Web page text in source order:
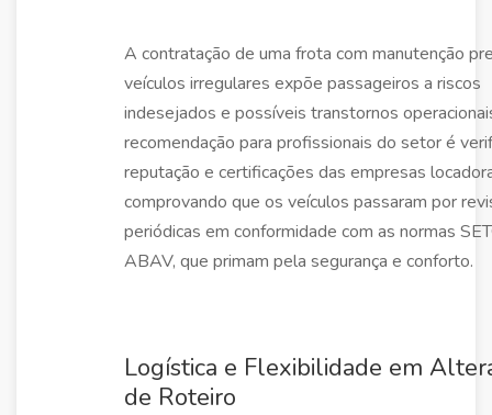
A contratação de uma frota com manutenção
veículos irregulares expõe passageiros a riscos
indesejados e possíveis transtornos
recomendação para profissionais do setor é
reputação e certificações das empresas
comprovando que os veículos passaram por
periódicas em conformidade com as normas
ABAV, que primam pela segurança e conforto.
Logística e Flexibilidade em
de Roteiro